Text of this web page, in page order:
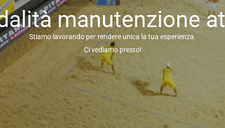
manutenzione
Stiamo lavorando per rendere unica la tua esperienza.
Ci vediamo presto!